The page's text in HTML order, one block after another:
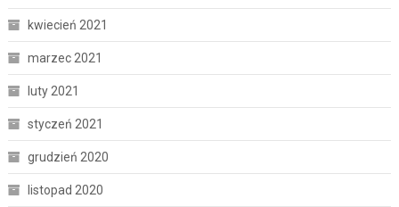
kwiecień 2021
marzec 2021
luty 2021
styczeń 2021
grudzień 2020
listopad 2020